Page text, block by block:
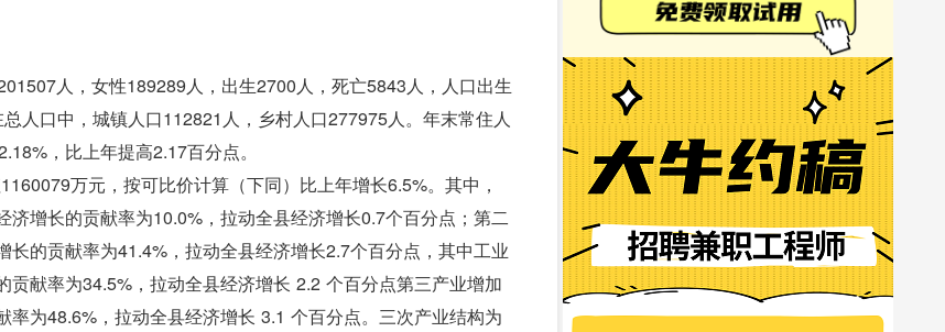
人，女性189289人，出生2700人，死亡5843人，人口出生
人口中，城镇人口112821人，乡村人口277975人。年末常住人
，比上年提高2.17百分点。
万元，按可比价计算（下同）比上年增长6.5%。其中，
增长的贡献率为10.0%，拉动全县经济增长0.7个百分点；第二
的贡献率为41.4%，拉动全县经济增长2.7个百分点，其中工业
献率为34.5%，拉动全县经济增长 2.2 个百分点第三产业增加
为48.6%，拉动全县经济增长 3.1 个百分点。三次产业结构为